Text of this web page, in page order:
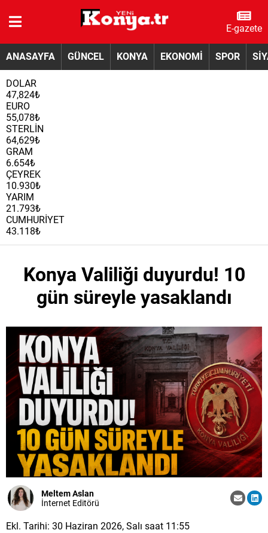
E-gazete
ANASAYFA GÜNCEL KONYA EKONOMİ SPOR
DOLAR
47,824₺
EURO
55,078₺
STERLİN
64,629₺
GRAM
6.654₺
ÇEYREK
10.930₺
YARIM
21.793₺
CUMHURİYET
43.118₺
Konya Valiliği duyurdu! 10
gün süreyle yasaklandı
Meltem Aslan
İnternet Editörü
Ekl. Tarihi: 30 Haziran 2026, Salı saat 11:55